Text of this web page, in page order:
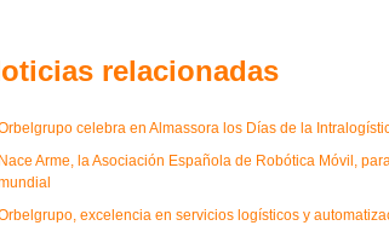
relacionadas
celebra en Almassora los Días de la
Nace Arme, la Asociación Española de Robótica Móvil,
excelencia en servicios logísticos y